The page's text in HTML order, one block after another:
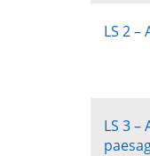
LS 2 –
LS 3